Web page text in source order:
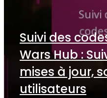
Suivi des
Wars Hub :
mises à jour,
utilisateurs